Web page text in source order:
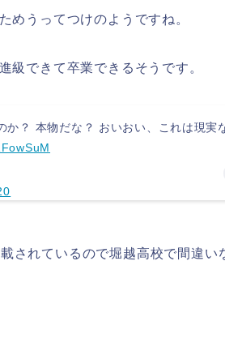
めうってつけのようですね。
級できて卒業できるそうです。
か？ 本物だな？ おいおい、これは現実
されているので堀越高校で間違い